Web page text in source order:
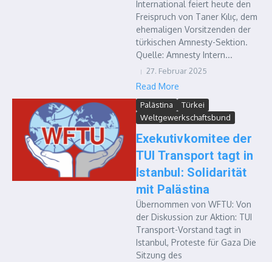
International feiert heute den
Freispruch von Taner Kılıç, dem
ehemaligen Vorsitzenden der
türkischen Amnesty-Sektion.
Quelle: Amnesty Intern...
27. Februar 2025
Read More
Palästina
Türkei
Weltgewerkschaftsbund
Exekutivkomitee der
TUI Transport tagt in
Istanbul: Solidarität
mit Palästina
Übernommen von WFTU: Von
der Diskussion zur Aktion: TUI
Transport-Vorstand tagt in
Istanbul, Proteste für Gaza Die
Sitzung des